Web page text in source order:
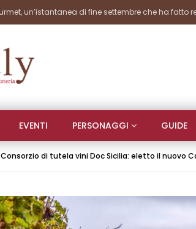
EVENTI PERSONAGGI GUIDE
Consorzio di tutela vini Doc Sicilia: eletto il nuovo